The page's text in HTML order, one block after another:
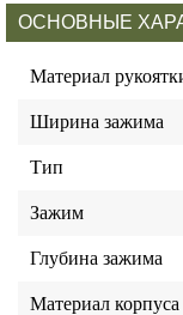
ОСНОВНЫЕ
Материал
Ширина зажима
Тип
Зажим
Глубина зажима
Материал корпуса